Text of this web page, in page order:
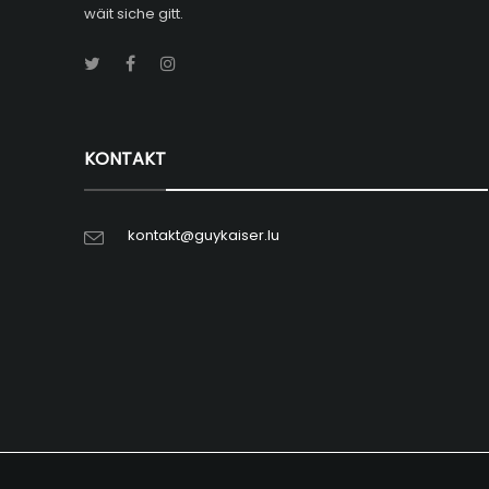
wäit siche gitt.
KONTAKT
kontakt@guykaiser.lu